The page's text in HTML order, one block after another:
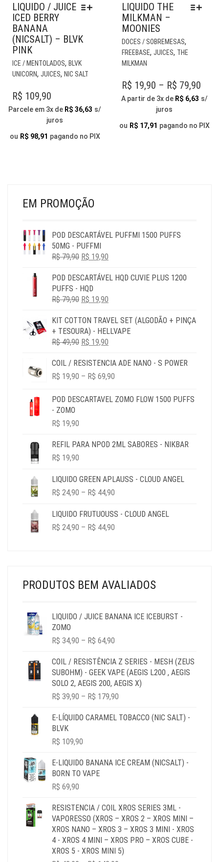
LIQUIDO / JUICE
ICED BERRY
BANANA
(NICSALT) – BLVK
PINK
ICE / MENTOLADOS, BLVK
UNICORN, JUICES, NIC SALT
VARIANTES.
AS
OPÇÕES
PODEM
R$ 109,90
Parcele em 3x de R$ 36,63 s/
juros
ou R$ 98,91 pagando no PIX
LIQUIDO THE
MILKMAN –
MOONIES
DOCES / SOBREMESAS,
FREEBASE, JUICES, THE
MILKMAN
SER
R$ 19,90 – R$ 79,90
A partir de 3x de R$ 6,63 s/
juros
ou R$ 17,91 pagando no PIX
EM PROMOÇÃO
POD DESCARTÁVEL PUFFMI 1500 PUFFS
50MG - PUFFMI
R$79,90 O
ORIGINAL
ERA:
R$ 79,90.
R$ 19,90
ATUAL
POD DESCARTÁVEL HQD CUVIE PLUS 1200
PUFFS - HQD
R$79,90 O
ORIGINAL
ERA:
R$ 79,90.
R$ 19,90
ATUAL
É:
KIT COTTON TRAVEL SET (ALGODÃO + PINÇA
+ TESOURA) - HELLVAPE
R$49,90 O
ORIGINAL
ERA:
R$ 19,90
ATUAL
É:
COIL / RESISTENCIA ADE NANO - S POWER
R$ 19,90 – R$ 69,90
R$ 19,90
POD DESCARTAVEL ZOMO FLOW 1500 PUFFS
- ZOMO
R$ 19,90
REFIL PARA NPOD 2ML SABORES - NIKBAR
R$ 19,90
LIQUIDO GREEN APLAUSS - CLOUD ANGEL
R$ 24,90 – R$ 44,90
R$ 24,90
LIQUIDO FRUTUOUSS - CLOUD ANGEL
R$ 24,90 – R$ 44,90
PRODUTOS BEM AVALIADOS
LIQUIDO / JUICE BANANA ICE ICEBURST -
ZOMO
R$ 34,90 – R$ 64,90
R$ 34,90
THROUGH
R$ 64,90
COIL / RESISTÊNCIA Z SERIES - MESH (ZEUS
SUBOHM) - GEEK VAPE (AEGIS L200 , AEGIS
SOLO 2, AEGIS 200, AEGIS X)
R$ 39,90 – R$ 179,90
R$ 39,90
E-LÍQUIDO CARAMEL TOBACCO (NIC SALT) -
BLVK
R$ 109,90
E-LIQUIDO BANANA ICE CREAM (NICSALT) -
BORN TO VAPE
R$ 69,90
RESISTENCIA / COIL XROS SERIES 3ML -
VAPORESSO (XROS – XROS 2 – XROS MINI –
XROS NANO – XROS 3 – XROS 3 MINI - XROS
4 - XROS 4 MINI – XROS PRO – XROS CUBE -
XROS 5 - XROS MINI 5)